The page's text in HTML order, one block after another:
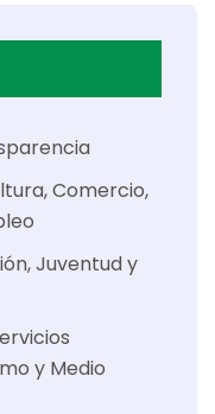
Comercio,
Juventud y
y Medio